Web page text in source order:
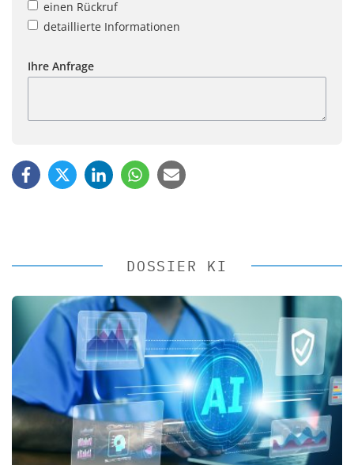
einen Rückruf
detaillierte Informationen
Ihre Anfrage
DOSSIER KI